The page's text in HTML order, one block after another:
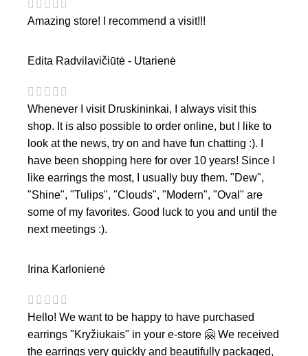
Amazing store! I recommend a visit!!!
Edita Radvilavičiūtė - Utarienė
Whenever I visit Druskininkai, I always visit this
shop. It is also possible to order online, but I like to
look at the news, try on and have fun chatting :). I
have been shopping here for over 10 years! Since I
like earrings the most, I usually buy them. "Dew",
"Shine", "Tulips", "Clouds", "Modern", "Oval" are
some of my favorites. Good luck to you and until the
next meetings :).
Irina Karlonienė
Hello! We want to be happy to have purchased
earrings "Kryžiukais" in your e-store 🤗 We received
the earrings very quickly and beautifully packaged,